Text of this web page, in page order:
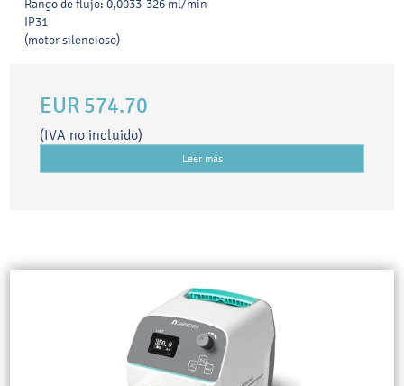
Rango de flujo: 0,0033-326 ml/min
IP31
(motor silencioso)
EUR 574.70
(IVA no incluido)
Leer más